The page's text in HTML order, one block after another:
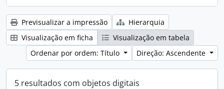
Previsualizar a impressão
Hierarquia
Visualização em ficha
Visualização em tabela
Ordenar por ordem: Título
Direção: Ascendente
5 resultados com objetos digitais